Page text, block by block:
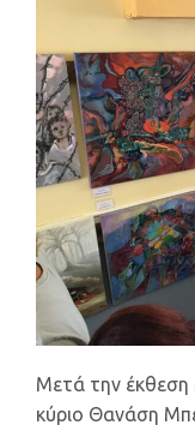
Μετά την
κύριο Θανάση